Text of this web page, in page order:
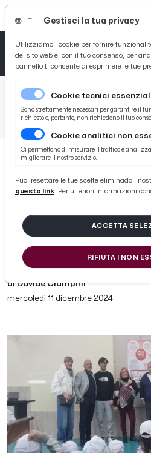
/
/ News
Ascoli, presentato Mondo Asterix. Spurio: “Investito sul
Ascoli, presentato
Spurio: “Investito
umano. Sport
più piccoli”
di Davide Ciampini
mercoledì 11 dicembre 2024
Gestisci la tua privacy
Utilizziamo i cookie per fornire
del sito web e, con il tuo consenso, per
pannello ti consente di esprimere le tue
Cookie tecnici
Sono strettamente necessari per garantire il
richiesto e, pertanto, non richiedono il tuo
Cookie analitici non
Ci permettono di misurare il traffico e
migliorare il nostro servizio.
Puoi resettare le tue scelte eliminado i
questo link. Per ulteriori informazioni
ACCETTA
RIFIUTA I NON
Tutto News
Tutto Sport
Basket
Ciclismo
Tutto Curiosità